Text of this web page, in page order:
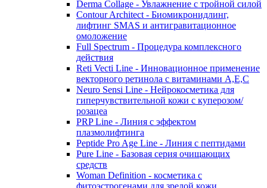
Derma Collage - Увлажнение с тройной силой
Contour Architect - Биомикронидлинг,
лифтинг SMAS и антигравитационное
омоложение
Full Spectrum - Процедура комплексного
действия
Reti Vecti Line - Инновационное применение
векторного ретинола с витаминами A,Е,С
Neuro Sensi Line - Нейрокосметика для
гиперчувствительной кожи с куперозом/
розацеа
PRP Line - Линия с эффектом
плазмолифтинга
Peptide Pro Age Line - Линия с пептидами
Pure Line - Базовая серия очищающих
средств
Woman Definition - косметика с
фитоэстрогенами для зрелой кожи